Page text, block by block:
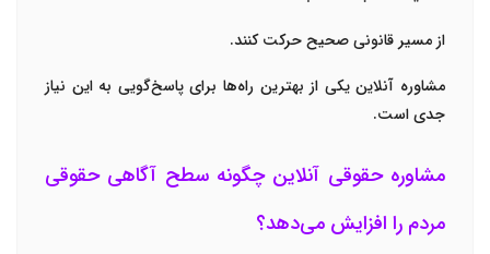
از مسیر قانونی صحیح حرکت کنند.
مشاوره آنلاین یکی از بهترین راه‌ها برای پاسخ‌گویی به این نیاز
جدی است.
مشاوره حقوقی آنلاین چگونه سطح آگاهی حقوقی
مردم را افزایش می‌دهد؟